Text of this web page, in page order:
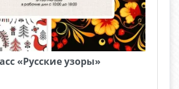
«Русские узоры»